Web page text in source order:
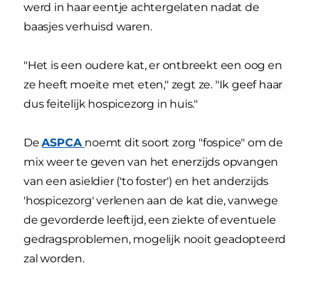
werd in haar eentje achtergelaten nadat de
baasjes verhuisd waren.
"Het is een oudere kat, er ontbreekt een oog en
ze heeft moeite met eten," zegt ze. "Ik geef haar
dus feitelijk hospicezorg in huis."
DeASPCA noemt dit soort zorg "fospice" om de
mix weer te geven van het enerzijds opvangen
van een asieldier ('to foster') en het anderzijds
'hospicezorg' verlenen aan de kat die, vanwege
de gevorderde leeftijd, een ziekte of eventuele
gedragsproblemen, mogelijk nooit geadopteerd
zal worden.